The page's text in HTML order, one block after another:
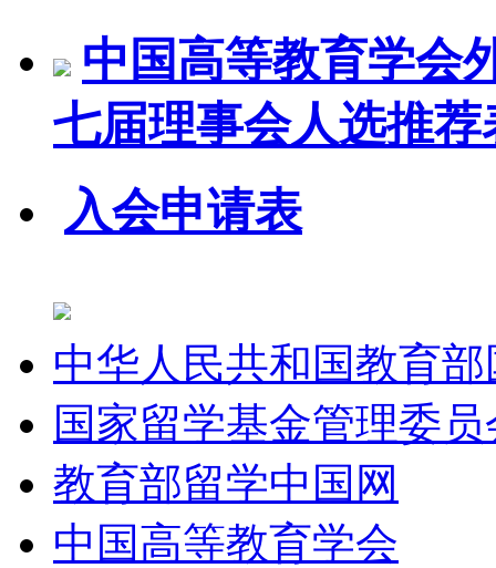
中国高等教育学会
七届理事会人选推
入会申请表
中华人民共和国教育
国家留学基金管理委员
教育部留学中国网
中国高等教育学会